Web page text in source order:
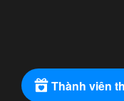
Thành viên